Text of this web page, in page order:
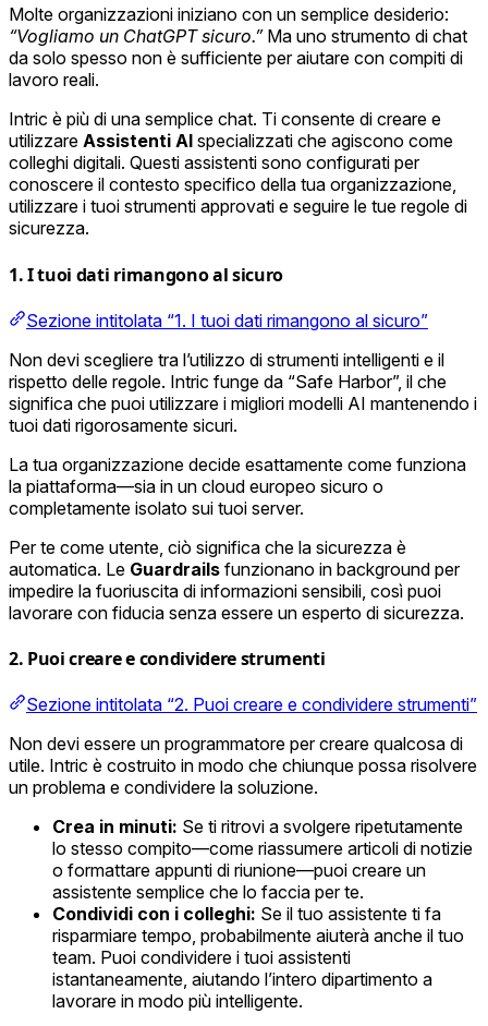
Molte organizzazioni iniziano con un semplice desiderio:
“Vogliamo un ChatGPT sicuro.”Ma uno strumento di chat
da solo spesso non è sufficiente per aiutare con compiti di
lavoro reali.
Intric è più di una semplice chat. Ti consente di creare e
utilizzare Assistenti AI specializzati che agiscono come
colleghi digitali. Questi assistenti sono configurati per
conoscere il contesto specifico della tua organizzazione,
utilizzare i tuoi strumenti approvati e seguire le tue regole di
sicurezza.
1. I tuoi dati rimangono al sicuro
Sezione intitolata “1. I tuoi dati rimangono al sicuro”
Non devi scegliere tra l’utilizzo di strumenti intelligenti e il
rispetto delle regole. Intric funge da “Safe Harbor”, il che
significa che puoi utilizzare i migliori modelli AI mantenendo i
tuoi dati rigorosamente sicuri.
La tua organizzazione decide esattamente come funziona
la piattaforma—sia in un cloud europeo sicuro o
completamente isolato sui tuoi server.
Per te come utente, ciò significa che la sicurezza è
automatica. Le Guardrails funzionano in background per
impedire la fuoriuscita di informazioni sensibili, così puoi
lavorare con fiducia senza essere un esperto di sicurezza.
2. Puoi creare e condividere strumenti
Sezione intitolata “2. Puoi creare e condividere strumenti”
Non devi essere un programmatore per creare qualcosa di
utile. Intric è costruito in modo che chiunque possa risolvere
un problema e condividere la soluzione.
Crea in minuti: Se ti ritrovi a svolgere ripetutamente
lo stesso compito—come riassumere articoli di notizie
o formattare appunti di riunione—puoi creare un
assistente semplice che lo faccia per te.
Condividi con i colleghi: Se il tuo assistente ti fa
risparmiare tempo, probabilmente aiuterà anche il tuo
team. Puoi condividere i tuoi assistenti
istantaneamente, aiutando l’intero dipartimento a
lavorare in modo più intelligente.